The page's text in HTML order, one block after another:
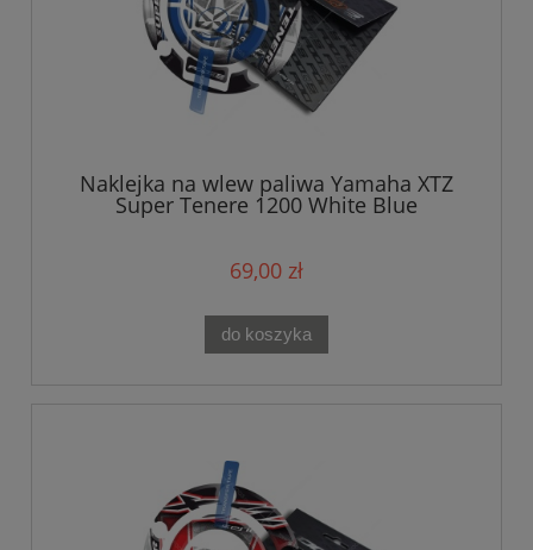
Naklejka na wlew paliwa Yamaha XTZ
Super Tenere 1200 White Blue
69,00 zł
do koszyka